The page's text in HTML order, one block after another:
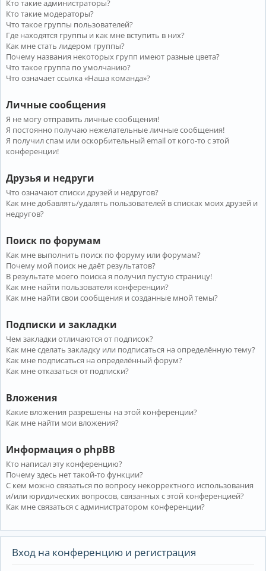
Кто такие администраторы?
Кто такие модераторы?
Что такое группы пользователей?
Где находятся группы и как мне вступить в них?
Как мне стать лидером группы?
Почему названия некоторых групп имеют разные цвета?
Что такое группа по умолчанию?
Что означает ссылка «Наша команда»?
Личные сообщения
Я не могу отправить личные сообщения!
Я постоянно получаю нежелательные личные сообщения!
Я получил спам или оскорбительный email от кого-то с этой
конференции!
Друзья и недруги
Что означают списки друзей и недругов?
Как мне добавлять/удалять пользователей в списках моих друзей и
недругов?
Поиск по форумам
Как мне выполнить поиск по форуму или форумам?
Почему мой поиск не даёт результатов?
В результате моего поиска я получил пустую страницу!
Как мне найти пользователя конференции?
Как мне найти свои сообщения и созданные мной темы?
Подписки и закладки
Чем закладки отличаются от подписок?
Как мне сделать закладку или подписаться на определённую тему?
Как мне подписаться на определённый форум?
Как мне отказаться от подписки?
Вложения
Какие вложения разрешены на этой конференции?
Как мне найти мои вложения?
Информация о phpBB
Кто написал эту конференцию?
Почему здесь нет такой-то функции?
С кем можно связаться по вопросу некорректного использования
и/или юридических вопросов, связанных с этой конференцией?
Как мне связаться с администратором конференции?
Вход на конференцию и регистрация